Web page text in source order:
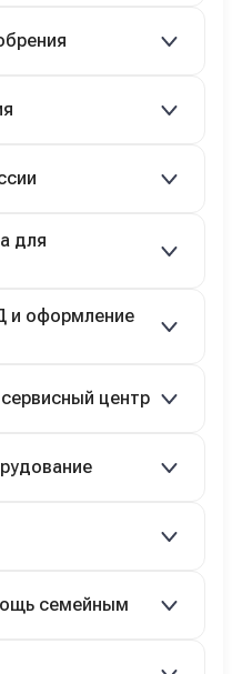
взносе 35–50%.
для
и оформление
центр
семейным